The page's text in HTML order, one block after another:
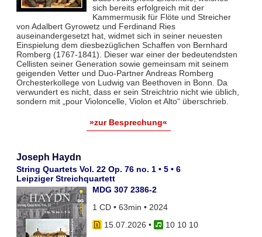
sich bereits erfolgreich mit der
Kammermusik für Flöte und Streicher
von Adalbert Gyrowetz und Ferdinand Ries
auseinandergesetzt hat, widmet sich in seiner neuesten
Einspielung dem diesbezüglichen Schaffen von Bernhard
Romberg (1767-1841). Dieser war einer der bedeutendsten
Cellisten seiner Generation sowie gemeinsam mit seinem
geigenden Vetter und Duo-Partner Andreas Romberg
Orchesterkollege von Ludwig van Beethoven in Bonn. Da
verwundert es nicht, dass er sein Streichtrio nicht wie üblich,
sondern mit „pour Violoncelle, Violon et Alto“ überschrieb.
»zur Besprechung«
Joseph Haydn
String Quartets Vol. 22 Op. 76 no. 1 • 5 • 6
Leipziger Streichquartett
MDG 307 2386-2
1 CD • 63min • 2024
15.07.2026 •
10 10 10